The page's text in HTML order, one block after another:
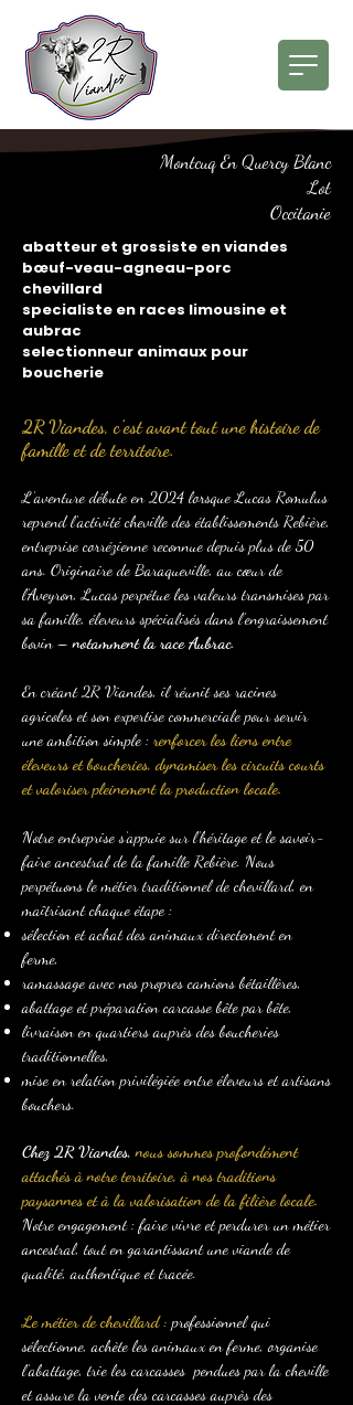
Montcuq En Quercy Blanc
Lot
Occitanie
abatteur et grossiste en viandes
bœuf-veau-agneau-porc
chevillard
specialiste en races limousine et
aubrac
selectionneur animaux pour
boucherie
2R Viandes, c’est avant tout une histoire de
famille et de territoire.
L’aventure débute en 2024 lorsque Lucas Romulus
reprend l’activité cheville des établissements Rebière,
entreprise corrézienne reconnue depuis plus de 50
ans. Originaire de Baraqueville, au cœur de
l’Aveyron, Lucas perpétue les valeurs transmises par
sa famille, éleveurs spécialisés dans l’engraissement
bovin –notamment la race Aubrac.
En créant 2R Viandes, il réunit ses racines
agricoles et son expertise commerciale pour servir
une ambition simple : renforcer les liens entre
éleveurs et boucheries, dynamiser les circuits courts
et valoriser pleinement la production locale.
Notre entreprise s’appuie sur l’héritage et le savoir-
faire ancestral de la famille Rebière. Nous
perpétuons le métier traditionnel de chevillard, en
maîtrisant chaque étape :
sélection et achat des animaux directement en
ferme,
ramassage avec nos propres camions bétaillères,
abattage et préparation carcasse bête par bête,
livraison en quartiers auprès des boucheries
traditionnelles,
mise en relation privilégiée entre éleveurs et artisans
bouchers.
Chez 2R Viandes,nous sommes profondément
attachés à notre territoire, à nos traditions
paysannes et à la valorisation de la filière locale.
Notre engagement : faire vivre et perdurer un métier
ancestral, tout en garantissant une viande de
qualité, authentique et tracée.
Le métier de chevillard : professionnel qui
sélectionne, achète les animaux en ferme, organise
l’abattage, trie les carcasses pendues par la cheville
et assure la vente des carcasses auprès des